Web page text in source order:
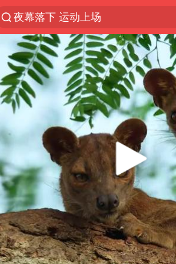
夜幕落下 运动上场
1岁宝宝碰坏纸巾盒 宝妈被索赔
台风白海豚环流面积近似13个浙江
Meta被判支付5.67亿美元
台风白海豚逼近 暴雨大暴雨来袭
47岁妈妈突然产女 26岁女儿：很
OpenAI为免费用户升级GPT-5.6
日本广岛民众举行游行反对政府行
实探山东最热的“中国蔬菜之乡”
女子开一天一夜空调后二氧化碳中
台风白海豚最新路径研判来了